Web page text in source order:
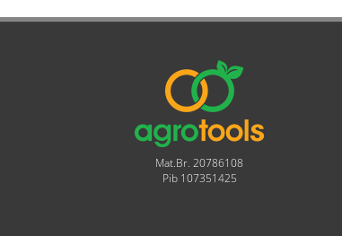
Mat.Br. 20786108
Pib 107351425